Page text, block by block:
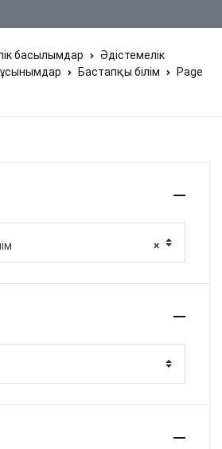
басылымдар
Әдістемелік
ұсынымдар
Бастапқы білім
Page
×